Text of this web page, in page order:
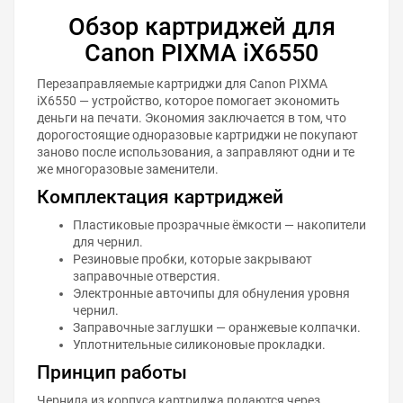
Обзор картриджей для
Canon PIXMA iX6550
Перезаправляемые картриджи для Canon PIXMA
iX6550 — устройство, которое помогает экономить
деньги на печати. Экономия заключается в том, что
дорогостоящие одноразовые картриджи не покупают
заново после использования, а заправляют одни и те
же многоразовые заменители.
Комплектация картриджей
Пластиковые прозрачные ёмкости — накопители
для чернил.
Резиновые пробки, которые закрывают
заправочные отверстия.
Электронные авточипы для обнуления уровня
чернил.
Заправочные заглушки — оранжевые колпачки.
Уплотнительные силиконовые прокладки.
Принцип работы
Чернила из корпуса картриджа подаются через